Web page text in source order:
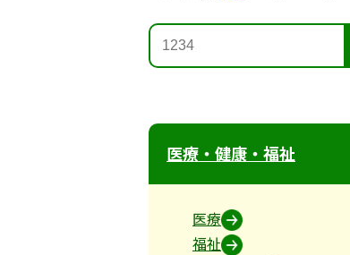
医療・健康・福祉
医療
福祉